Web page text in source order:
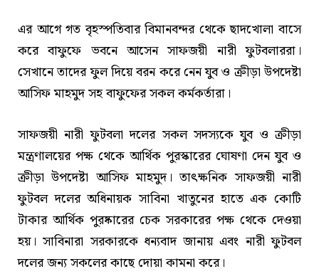
এর আগে গত বৃহস্পতিবার বিমানবন্দর থেকে ছাদখোলা বাসে
করে বাফুফে ভবনে আসেন সাফজয়ী নারী ফুটবলাররা।
সেখানে তাদের ফুল দিয়ে বরন করে নেন যুব ও ক্রীড়া উপদেষ্টা
আসিফ মাহমুদ সহ বাফুফের সকল কর্মকর্তারা।
সাফজয়ী নারী ফুটবলা দলের সকল সদস্যকে যুব ও ক্রীড়া
মন্ত্রণালয়ের পক্ষ থেকে আর্থিক পুরস্কারের ঘোষণা দেন যুব ও
ক্রীড়া উপদেষ্টা আসিফ মাহমুদ। তাৎক্ষনিক সাফজয়ী নারী
ফুটবল দলের অধিনায়ক সাবিনা খাতুনের হাতে এক কোটি
টাকার আর্থিক পুরষ্কারের চেক সরকারের পক্ষ থেকে দেওয়া
হয়। সাবিনারা সরকারকে ধন্যবাদ জানায় এবং নারী ফুটবল
দলের জন্য সকলের কাছে দোয়া কামনা করে।